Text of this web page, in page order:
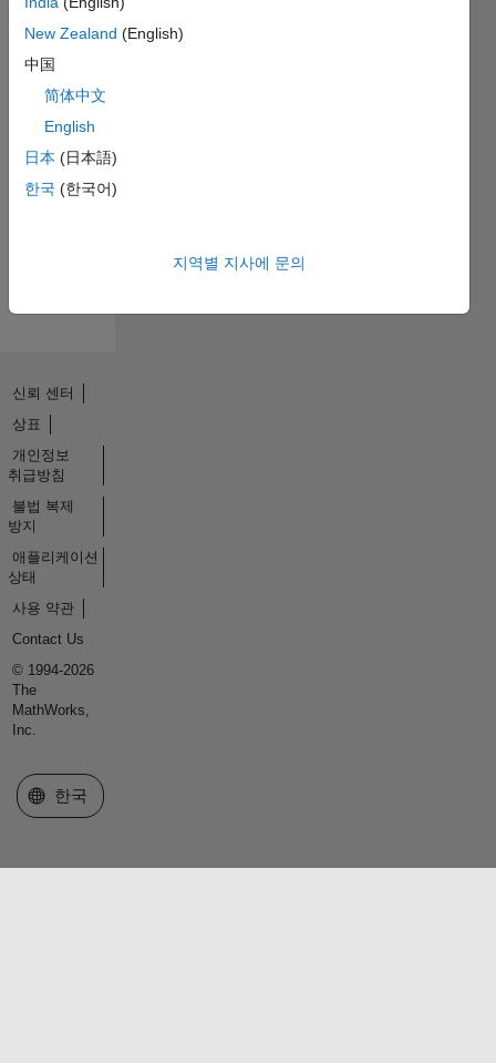
No
Endorsements
New Zealand (English)
中国
简体中文
English
日本 (日本語)
한국 (한국어)
지역별 지사에 문의
신뢰 센터
상표
개인정보
취급방침
불법 복제
방지
애플리케이션
상태
사용 약관
Contact Us
© 1994-2026
The
MathWorks,
Inc.
웹사이트 선택
한국